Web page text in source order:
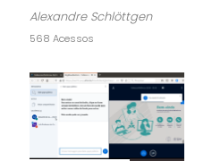
Alexandre Schlöttgen
568 Acessos